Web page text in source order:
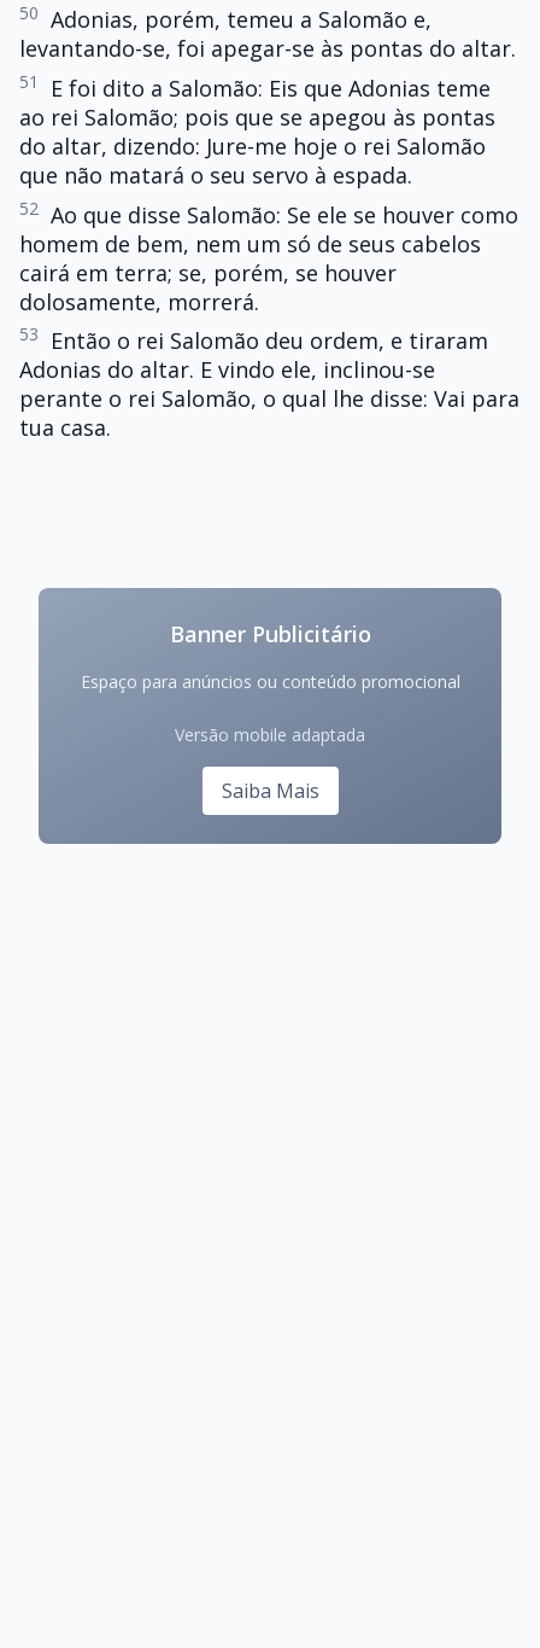
50 Adonias, porém, temeu a Salomão e,
levantando-se, foi apegar-se às pontas do altar.
51
E foi dito a Salomão: Eis que Adonias teme
ao rei Salomão; pois que se apegou às pontas
do altar, dizendo: Jure-me hoje o rei Salomão
que não matará o seu servo à espada.
52 Ao que disse Salomão: Se ele se houver como
homem de bem, nem um só de seus cabelos
cairá em terra; se, porém, se houver
dolosamente, morrerá.
53
Então o rei Salomão deu ordem, e tiraram
Adonias do altar. E vindo ele, inclinou-se
perante o rei Salomão, o qual lhe disse: Vai para
tua casa.
Banner Publicitário
Espaço para anúncios ou conteúdo promocional
Versão mobile adaptada
Saiba Mais